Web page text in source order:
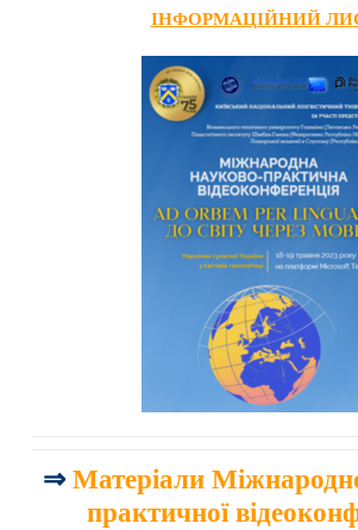
IНФОРМАЦІЙНИЙ
⇒ Матеріали
практичної